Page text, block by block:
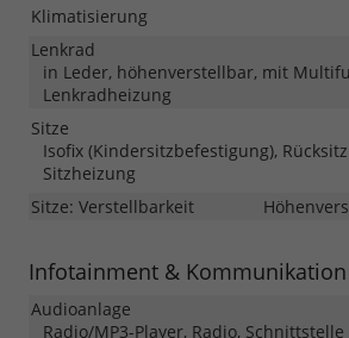
Klimatisierung
Lenkrad
in Leder, höhenverstellbar, mit
Lenkradheizung
Sitze
Isofix (Kindersitzbefestigung),
Sitzheizung
Sitze: Verstellbarkeit
Infotainment & Kommunikation
Audioanlage
Radio/MP3-Player, Radio,